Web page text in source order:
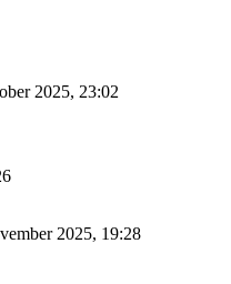
2025, 23:02
2025, 19:28